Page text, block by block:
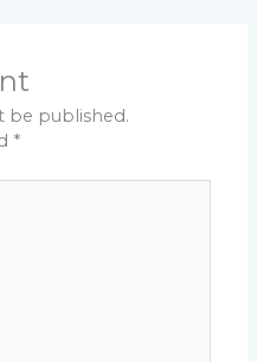
be published.
*